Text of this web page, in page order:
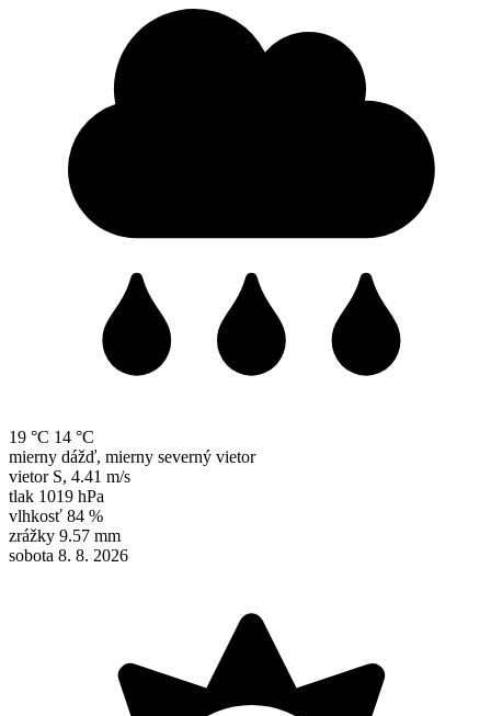
19 °C 14 °C
mierny dážď, mierny severný vietor
vietor S, 4.41 m/s
tlak 1019 hPa
vlhkosť 84 %
zrážky 9.57 mm
sobota 8. 8. 2026